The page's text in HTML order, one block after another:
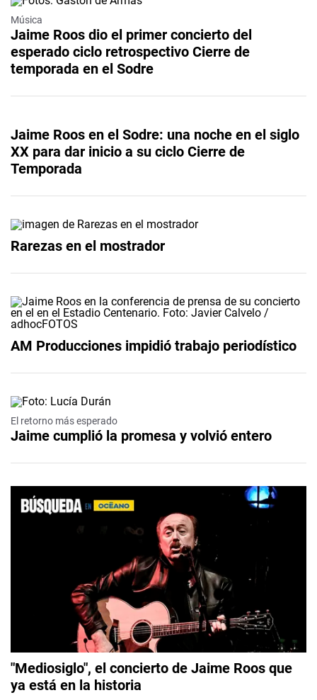
Música
Jaime Roos dio el primer concierto del
esperado ciclo retrospectivo Cierre de
temporada en el Sodre
Jaime Roos en el Sodre: una noche en el siglo
XX para dar inicio a su ciclo Cierre de
Temporada
Rarezas en el mostrador
AM Producciones impidió trabajo periodístico
El retorno más esperado
Jaime cumplió la promesa y volvió entero
"Mediosiglo", el concierto de Jaime Roos que
ya está en la historia